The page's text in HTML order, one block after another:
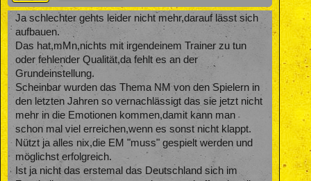
Ja schlechter gehts leider nicht mehr,darauf lässt sich
aufbauen.
Das hat,mMn,nichts mit irgendeinem Trainer zu tun
oder fehlender Qualität,da fehlt es an der
Grundeinstellung.
Scheinbar wurden das Thema NM von den Spielern in
den letzten Jahren so vernachlässigt das sie jetzt nicht
mehr in die Emotionen kommen,damit kann man
schon mal viel erreichen,wenn es sonst nicht klappt.
Nützt ja alles nix,die EM "muss" gespielt werden und
möglichst erfolgreich.
Ist ja nicht das erstemal das Deutschland sich im